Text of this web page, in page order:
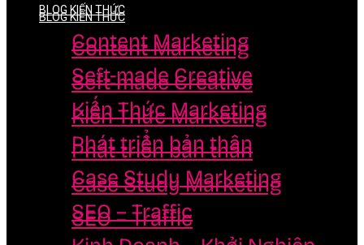
BLOG KIẾN THỨC
Content Marketing
Seft-made Creative
Kiến Thức Marketing
Phát triển bản thân
Case Study Marketing
SEO – Traffic
BLOG KIẾN THỨC
Content Marketing
Seft-made Creative
Kiến Thức Marketing
Phát triển bản thân
Case Study Marketing
SEO – Traffic